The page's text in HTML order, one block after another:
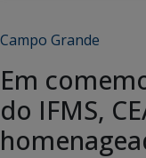
Campo Grande
Em
do IFMS,